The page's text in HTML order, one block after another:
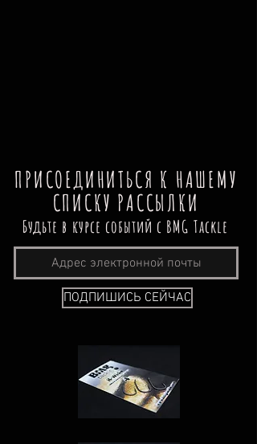
ПРИСОЕДИНИТЬСЯ К НАШЕМУ
СПИСКУ РАССЫЛКИ
Будьте в курсе событий с BMG Tackle
ПОДПИШИСЬ СЕЙЧАС